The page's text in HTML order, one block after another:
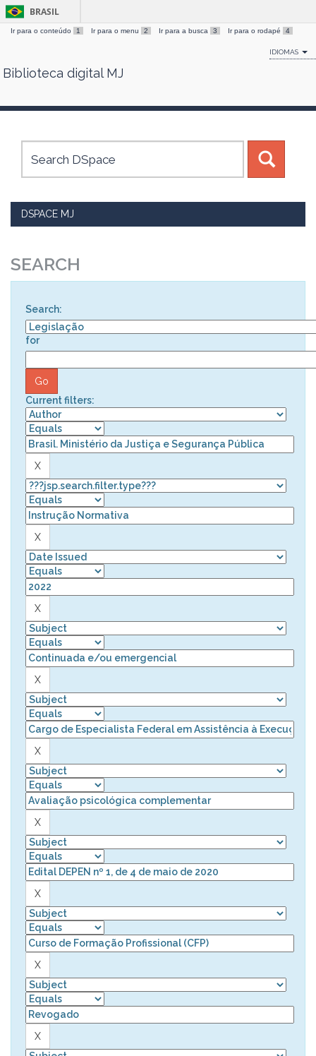
Skip
BRASIL
Ir para o conteúdo 1 Ir para o menu 2 Ir para a busca 3 Ir para o rodapé 4
IDIOMAS
Biblioteca digital MJ
DSPACE MJ
SEARCH
Search:
for
Current filters: